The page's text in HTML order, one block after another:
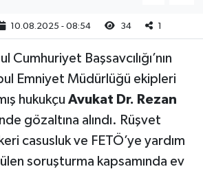
10.08.2025 - 08:54 34 1
Cumhuriyet Başsavcılığı’nın
Emniyet Müdürlüğü ekipleri
hukukçu Avukat Dr. Rezan
gözaltına alındı. Rüşvet
casusluk ve FETÖ’ye yardım
soruşturma kapsamında ev